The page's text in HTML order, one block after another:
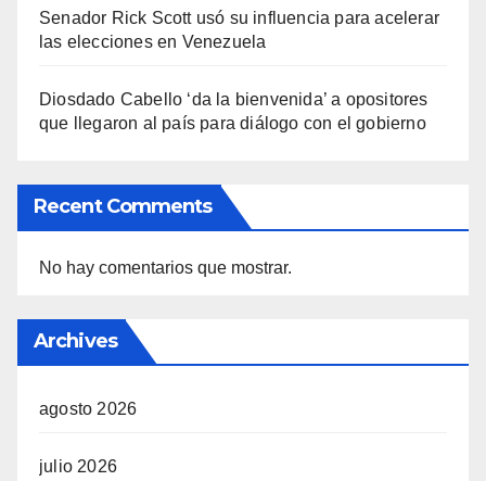
Senador Rick Scott usó su influencia para acelerar
las elecciones en Venezuela
Diosdado Cabello ‘da la bienvenida’ a opositores
que llegaron al país para diálogo con el gobierno
Recent Comments
No hay comentarios que mostrar.
Archives
agosto 2026
julio 2026